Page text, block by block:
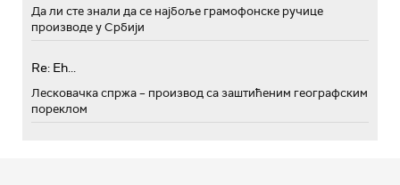
Да ли сте знали да се најбоље грамофонске ручице
производе у Србији
Re: Eh...
Лесковачка спржа – производ са заштићеним географским
пореклом